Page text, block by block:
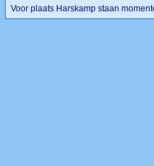
Voor plaats Harskamp staan